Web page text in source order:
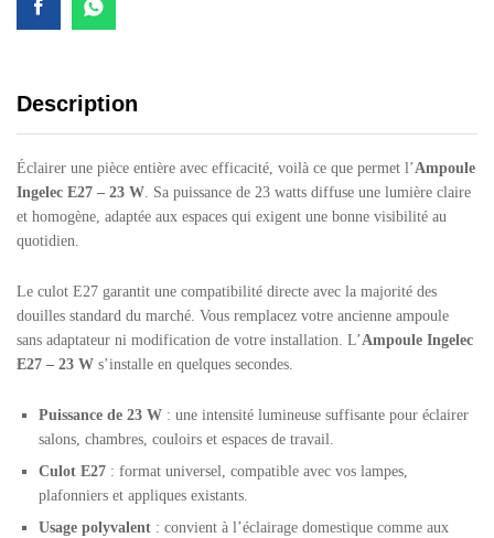
Description
Éclairer une pièce entière avec efficacité, voilà ce que permet l’Ampoule
Ingelec E27 – 23 W. Sa puissance de 23 watts diffuse une lumière claire
et homogène, adaptée aux espaces qui exigent une bonne visibilité au
quotidien.
Le culot E27 garantit une compatibilité directe avec la majorité des
douilles standard du marché. Vous remplacez votre ancienne ampoule
sans adaptateur ni modification de votre installation. L’Ampoule Ingelec
E27 – 23 W s’installe en quelques secondes.
Puissance de 23 W : une intensité lumineuse suffisante pour éclairer
salons, chambres, couloirs et espaces de travail.
Culot E27 : format universel, compatible avec vos lampes,
plafonniers et appliques existants.
Usage polyvalent : convient à l’éclairage domestique comme aux